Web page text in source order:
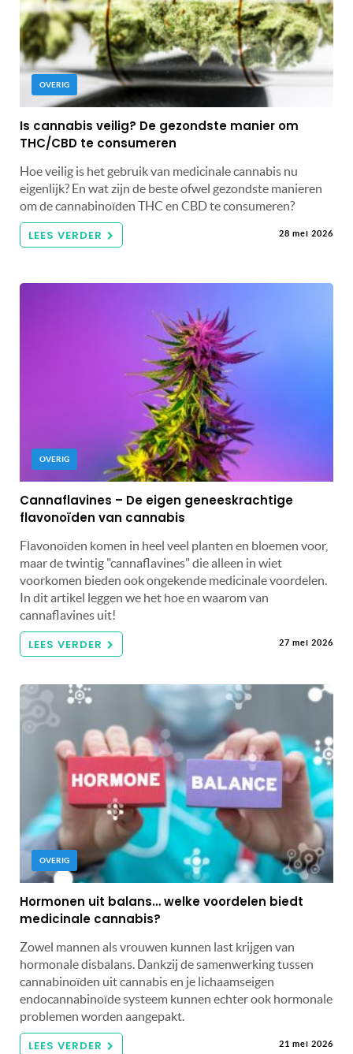
OVERIG
Is cannabis veilig? De gezondste manier om
THC/CBD te consumeren
Hoe veilig is het gebruik van medicinale cannabis nu
eigenlijk? En wat zijn de beste ofwel gezondste manieren
om de cannabinoïden THC en CBD te consumeren?
LEES VERDER 28 mei 2026
OVERIG
Cannaflavines – De eigen geneeskrachtige
flavonoïden van cannabis
Flavonoïden komen in heel veel planten en bloemen voor,
maar de twintig "cannaflavines" die alleen in wiet
voorkomen bieden ook ongekende medicinale voordelen.
In dit artikel leggen we het hoe en waarom van
cannaflavines uit!
LEES VERDER 27 mei 2026
OVERIG
Hormonen uit balans… welke voordelen biedt
medicinale cannabis?
Zowel mannen als vrouwen kunnen last krijgen van
hormonale disbalans. Dankzij de samenwerking tussen
cannabinoïden uit cannabis en je lichaamseigen
endocannabinoïde systeem kunnen echter ook hormonale
problemen worden aangepakt.
LEES VERDER 21 mei 2026